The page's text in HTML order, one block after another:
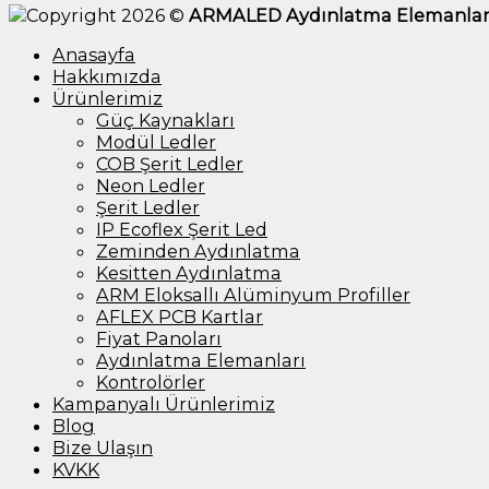
Copyright 2026 © ARMALED Aydınlatma
Anasayfa
Hakkımızda
Ürünlerimiz
Güç Kaynakları
Modül Ledler
COB Şerit Ledler
Neon Ledler
Şerit Ledler
IP Ecoflex Şerit Led
Zeminden Aydınlatma
Kesitten Aydınlatma
ARM Eloksallı Alüminyum Profiller
AFLEX PCB Kartlar
Fiyat Panoları
Aydınlatma Elemanları
Kontrolörler
Kampanyalı Ürünlerimiz
Blog
Bize Ulaşın
KVKK